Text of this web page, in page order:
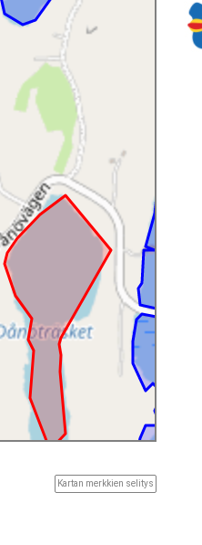
Kartan merkkien selitys